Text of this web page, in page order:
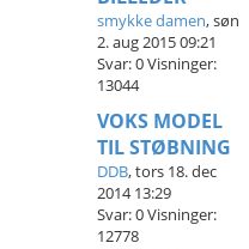
smykke damen,søn
2. aug 2015 09:21
Svar:0Visninger:
13044
VOKS MODEL
TIL STØBNING
DDB,tors 18. dec
2014 13:29
Svar:0Visninger:
12778